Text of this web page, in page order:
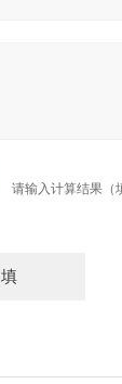
请输入计算结果（